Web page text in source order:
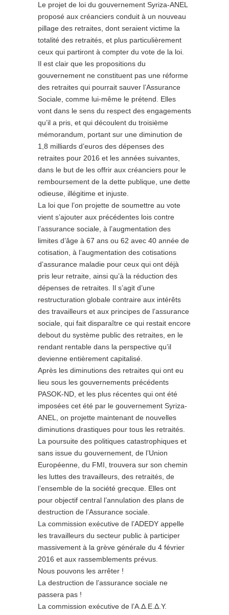
Le projet de loi du gouvernement Syriza-ANEL
proposé aux créanciers conduit à un nouveau
pillage des retraites, dont seraient victime la
totalité des retraités, et plus particulièrement
ceux qui partiront à compter du vote de la loi.
Il est clair que les propositions du
gouvernement ne constituent pas une réforme
des retraites qui pourrait sauver l’Assurance
Sociale, comme lui-même le prétend. Elles
vont dans le sens du respect des engagements
qu’il a pris, et qui découlent du troisième
mémorandum, portant sur une diminution de
1,8 milliards d’euros des dépenses des
retraites pour 2016 et les années suivantes,
dans le but de les offrir aux créanciers pour le
remboursement de la dette publique, une dette
odieuse, illégitime et injuste.
La loi que l’on projette de soumettre au vote
vient s’ajouter aux précédentes lois contre
l’assurance sociale, à l’augmentation des
limites d’âge à 67 ans ou 62 avec 40 année de
cotisation, à l’augmentation des cotisations
d’assurance maladie pour ceux qui ont déjà
pris leur retraite, ainsi qu’à la réduction des
dépenses de retraites. Il s’agit d’une
restructuration globale contraire aux intérêts
des travailleurs et aux principes de l’assurance
sociale, qui fait disparaître ce qui restait encore
debout du système public des retraites, en le
rendant rentable dans la perspective qu’il
devienne entièrement capitalisé.
Après les diminutions des retraites qui ont eu
lieu sous les gouvernements précédents
PASOK-ND, et les plus récentes qui ont été
imposées cet été par le gouvernement Syriza-
ANEL, on projette maintenant de nouvelles
diminutions drastiques pour tous les retraités.
La poursuite des politiques catastrophiques et
sans issue du gouvernement, de l’Union
Européenne, du FMI, trouvera sur son chemin
les luttes des travailleurs, des retraités, de
l’ensemble de la société grecque. Elles ont
pour objectif central l’annulation des plans de
destruction de l’Assurance sociale.
La commission exécutive de l’ADEDY appelle
les travailleurs du secteur public à participer
massivement à la grève générale du 4 février
2016 et aux rassemblements prévus.
Nous pouvons les arrêter !
La destruction de l’assurance sociale ne
passera pas !
La commission exécutive de l’Α.Δ.Ε.Δ.Υ.